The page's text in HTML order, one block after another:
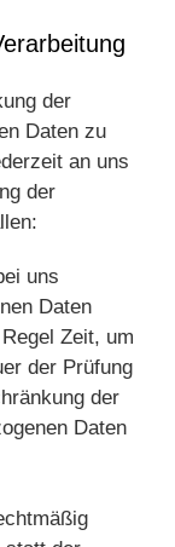
der
Daten zu
an uns
der
uns
Daten
Zeit, um
der Prüfung
der
Daten